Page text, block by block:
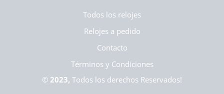
Todos los relojes
Relojes a pedido
Contacto
Términos y Condiciones
© 2023, Todos los derechos Reservados!